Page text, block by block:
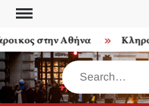
Skip
contentστην Αθήνα
Search